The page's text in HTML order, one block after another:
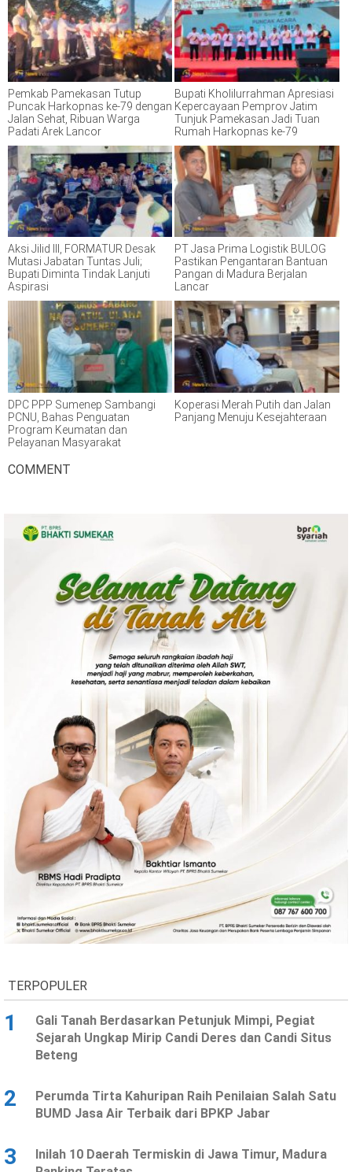
Pemkab Pamekasan Tutup
Puncak Harkopnas ke-79 dengan
Jalan Sehat, Ribuan Warga
Padati Arek Lancor
Bupati Kholilurrahman Apresiasi
Kepercayaan Pemprov Jatim
Tunjuk Pamekasan Jadi Tuan
Rumah Harkopnas ke-79
Aksi Jilid III, FORMATUR Desak
Mutasi Jabatan Tuntas Juli;
Bupati Diminta Tindak Lanjuti
Aspirasi
PT Jasa Prima Logistik BULOG
Pastikan Pengantaran Bantuan
Pangan di Madura Berjalan
Lancar
DPC PPP Sumenep Sambangi
PCNU, Bahas Penguatan
Program Keumatan dan
Pelayanan Masyarakat
Koperasi Merah Putih dan Jalan
Panjang Menuju Kesejahteraan
COMMENT
TERPOPULER
1
Gali Tanah Berdasarkan Petunjuk Mimpi, Pegiat
Sejarah Ungkap Mirip Candi Deres dan Candi Situs
Beteng
2
Perumda Tirta Kahuripan Raih Penilaian Salah Satu
BUMD Jasa Air Terbaik dari BPKP Jabar
3
Inilah 10 Daerah Termiskin di Jawa Timur, Madura